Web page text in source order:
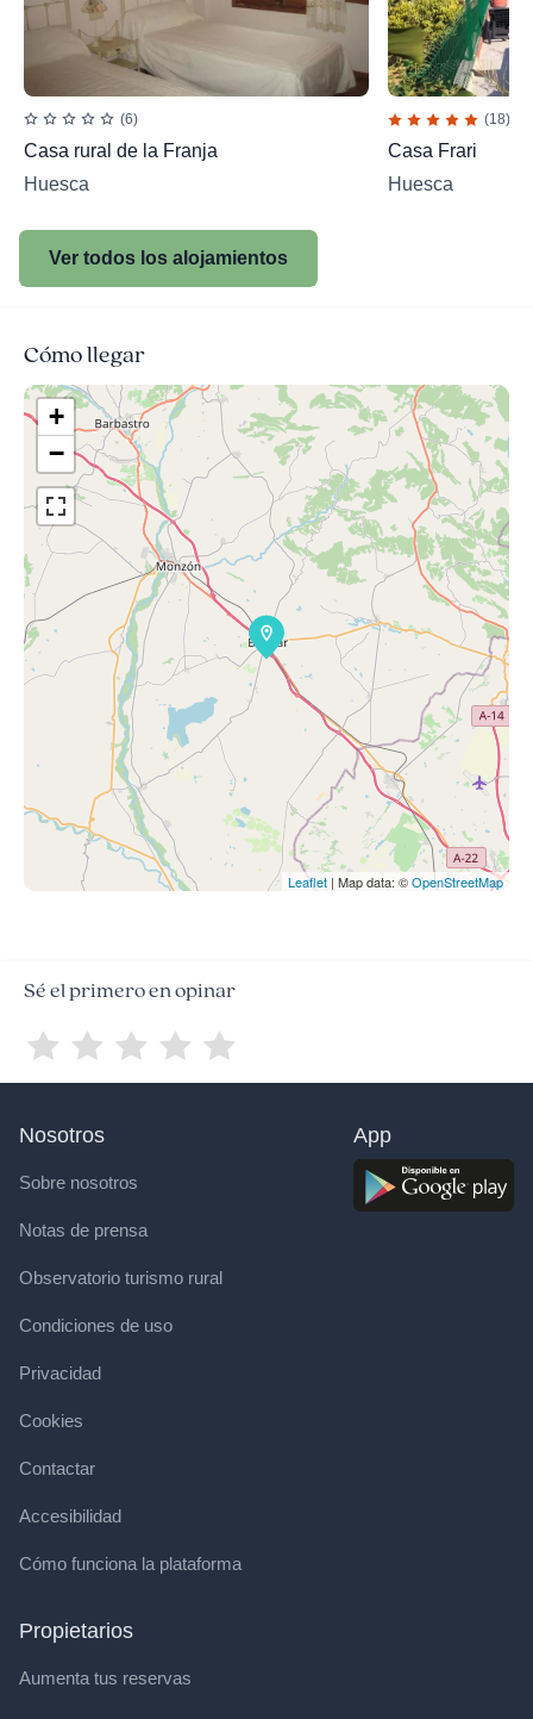
(6)
Casa rural de la Franja
Huesca
(18)
Casa Frari
Huesca
Ver todos los alojamientos
Cómo llegar
+
−
Leaflet | Map data: ©OpenStreetMap
Sé el primero en opinar
Nosotros
Sobre nosotros
Notas de prensa
Observatorio turismo rural
Condiciones de uso
Privacidad
Cookies
Contactar
Accesibilidad
Cómo funciona la plataforma
Propietarios
Aumenta tus reservas
App